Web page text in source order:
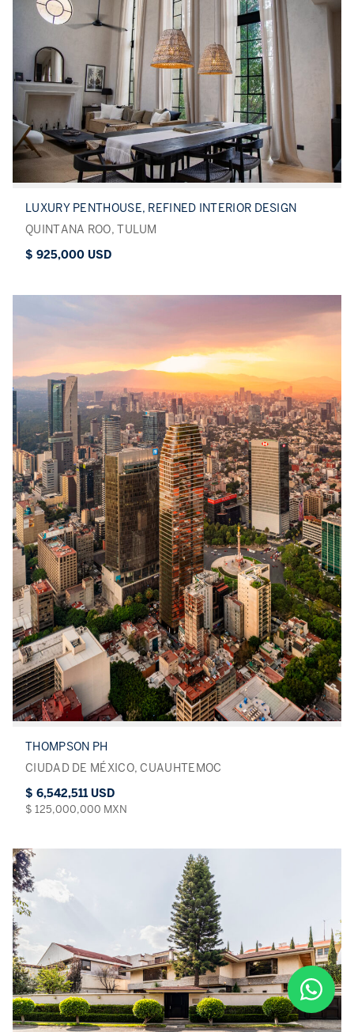
LUXURY PENTHOUSE, REFINED INTERIOR DESIGN
QUINTANA ROO, TULUM
$ 925,000 USD
THOMPSON PH
CIUDAD DE MÉXICO, CUAUHTEMOC
$ 6,542,511 USD
$ 125,000,000 MXN